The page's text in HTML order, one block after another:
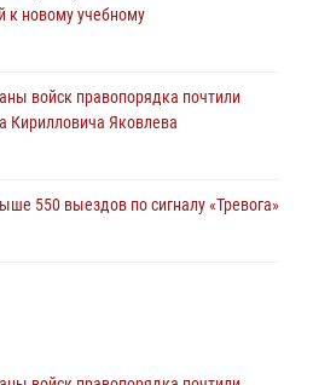
к новому учебному
войск правопорядка почтили
Кирилловича Яковлева
550 выездов по сигналу «Тревога»